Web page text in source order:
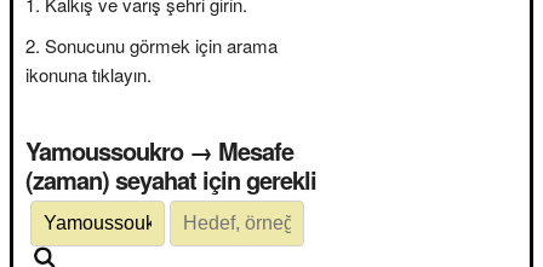
Sonucunu görmek için arama
ikonuna tıklayın.
Yamoussoukro → Mesafe
(zaman) seyahat için gerekli